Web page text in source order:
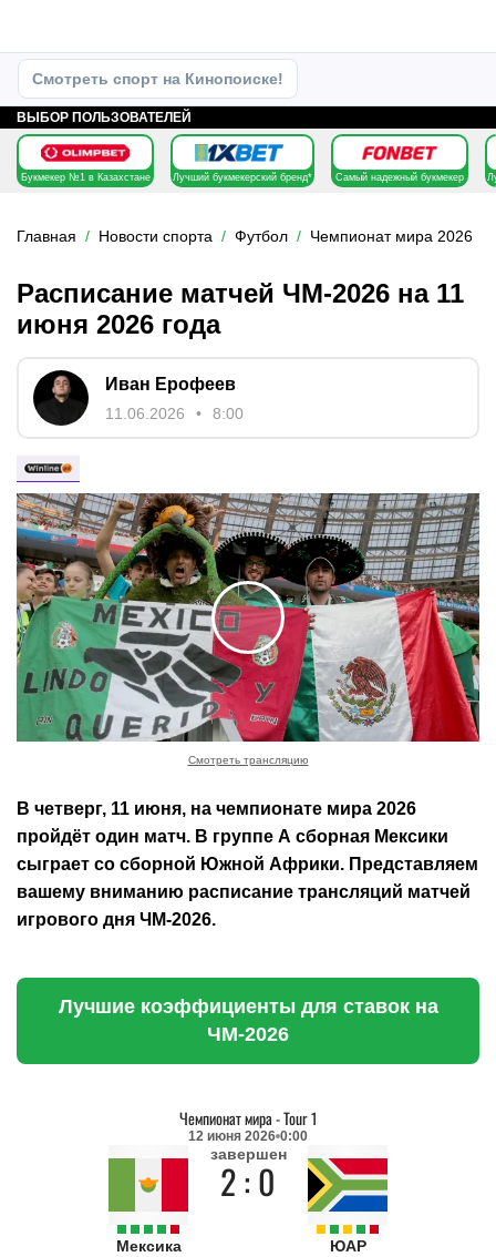
Смотреть спорт на Кинопоиске!
ВЫБОР ПОЛЬЗОВАТЕЛЕЙ
Букмекер №1 в Казахстане Лучший букмекерский бренд* Самый надежный букмекер
Главная Новости спорта Футбол Чемпионат мира 2026
Расписание матчей ЧМ-2026 на 11
июня 2026 года
Иван Ерофеев
11.06.2026 8:00
Смотреть трансляцию
В четверг, 11 июня, на чемпионате мира 2026
пройдёт один матч. В группе А сборная Мексики
сыграет со сборной Южной Африки. Представляем
вашему вниманию расписание трансляций матчей
игрового дня ЧМ-2026.
Лучшие коэффициенты для ставок на
ЧМ-2026
Чемпионат мира-Tour 1
12 июня 2026 0:00
Мексика
завершен
2 : 0
ЮАР